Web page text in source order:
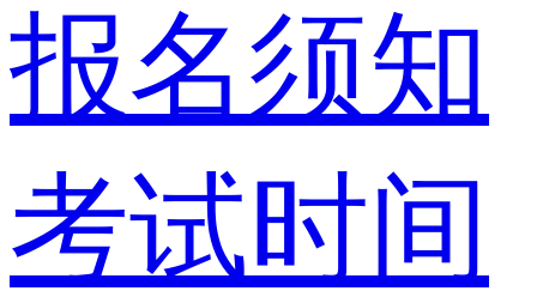
报名须知
考试时间